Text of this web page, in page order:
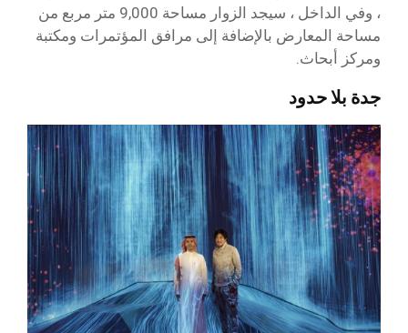
، وفي الداخل ، سيجد الزوار مساحة 9,000 متر مربع من
مساحة المعارض بالإضافة إلى مرافق المؤتمرات ومكتبة
ومركز أبحاث.
جدة بلا حدود